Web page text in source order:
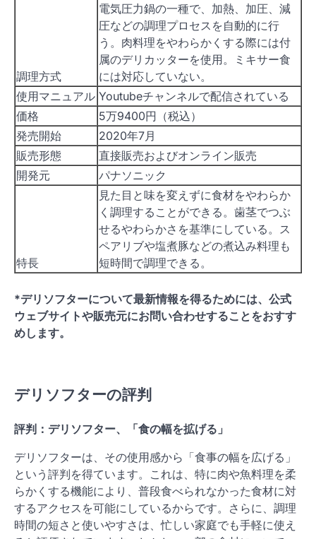
調理方式
電気圧力鍋の一種で、加熱、加圧、減
圧などの調理プロセスを自動的に行
う。肉料理をやわらかくする際には付
属のデリカッターを使用。ミキサー食
には対応していない。
使用マニュアル Youtubeチャンネルで配信されている
価格
5万9400円（税込）
発売開始
2020年7月
販売形態
直接販売およびオンライン販売
開発元
パナソニック
特長
見た目と味を変えずに食材をやわらか
く調理することができる。歯茎でつぶ
せるやわらかさを基準にしている。ス
ペアリブや塩煮豚などの煮込み料理も
短時間で調理できる。
*デリソフターについて最新情報を得るためには、公式
ウェブサイトや販売元にお問い合わせすることをおすす
めします。
デリソフターの評判
評判：デリソフター、「食の幅を拡げる」
デリソフターは、その使用感から「食事の幅を広げる」
という評判を得ています。これは、特に肉や魚料理を柔
らかくする機能により、普段食べられなかった食材に対
するアクセスを可能にしているからです。さらに、調理
時間の短さと使いやすさは、忙しい家庭でも手軽に使え